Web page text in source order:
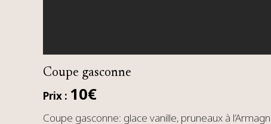
Coupe gasconne
Prix : 10€
Coupe gasconne: glace vanille, pruneaux à